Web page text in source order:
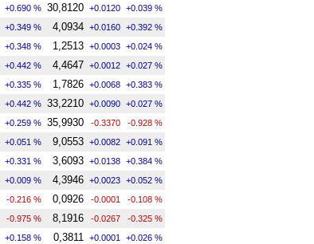
+0.690 % 30,8120 +0.0120 +0.039 %
+0.349 % 4,0934 +0.0160 +0.392 %
+0.348 % 1,2513 +0.0003 +0.024 %
+0.442 % 4,4647 +0.0012 +0.027 %
+0.335 % 1,7826 +0.0068 +0.383 %
+0.442 % 33,2210 +0.0090 +0.027 %
+0.259 % 35,9930 -0.3370 -0.928 %
+0.051 % 9,0553 +0.0082 +0.091 %
+0.331 % 3,6093 +0.0138 +0.384 %
+0.009 % 4,3946 +0.0023 +0.052 %
-0.216 % 0,0926 -0.0001 -0.108 %
-0.975 % 8,1916 -0.0267 -0.325 %
+0.158 % 0,3811 +0.0001 +0.026 %